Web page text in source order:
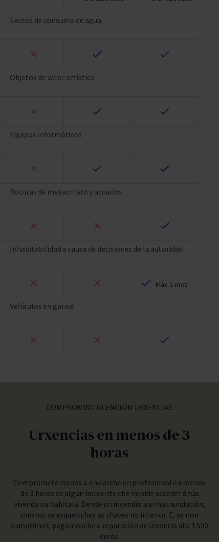
Exceso de consumo de agua
Objetos de valor artístico
Equipos informáticos
Roturas de metacrilato y acuarios
Inhabitabilidad a causa de decisiones de la autoridad
Máx. 1 mes
Vehículos en garaje
COMPROMISO ATENCIÓN URXENCIAS
Urxencias en menos de 3
horas
Comprometémonos a enviarche un profesional en menos
de 3 horas se algún incidente che impide acceder á túa
vivenda ou habitala. Dende un incendio a unha inundación,
mesmo se esqueciches as chaves no interior. E, se non
cumprimos, pagámosche a reparación de urxencia ata 1.500
euros.